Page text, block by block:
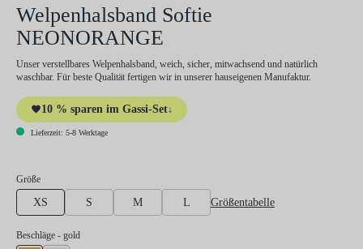
Welpenhalsband Softie
NEONORANGE
Unser verstellbares Welpenhalsband, weich, sicher, mitwachsend und natürlich
waschbar. Für beste Qualität fertigen wir in unserer hauseigenen Manufaktur.
10 % sparen im Gassi-Set↓
Lieferzeit: 5-8 Werktage
Größeauswählen
XS S M L Größentabelle
Beschlägeauswählen
- gold